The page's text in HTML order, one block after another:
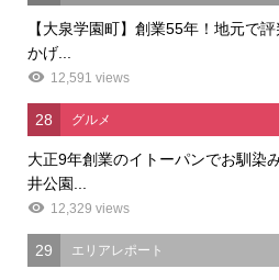
【大泉学園町】創業55年！地元で
かげ...
12,591 views
28 グルメ
大正9年創業のイトーパンでお馴染
井公園...
12,329 views
29 エリアレポート